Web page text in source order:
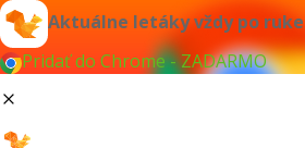
Aktuálne letáky vždy po ruke
Pridať do Chrome - ZADARMO